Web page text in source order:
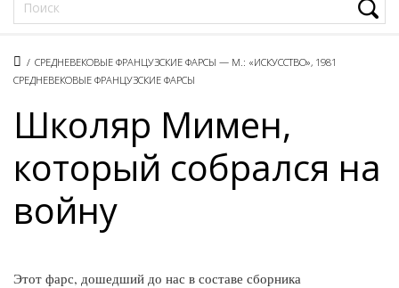
/ СРЕДНЕВЕКОВЫЕ ФРАНЦУЗСКИЕ ФАРСЫ — М.: «ИСКУССТВО», 1981
СРЕДНЕВЕКОВЫЕ ФРАНЦУЗСКИЕ ФАРСЫ
Школяр Мимен,
который собрался на
войну
Этот фарс, дошедший до нас в составе сборника